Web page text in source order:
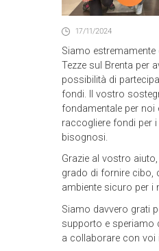
17/11/2024
Siamo estremamente
Tezze sul Brenta per
possibilità di
fondi. Il vostro
fondamentale per noi
raccogliere fondi per
bisognosi.
Grazie al vostro
grado di fornire cibo,
ambiente sicuro per i
Siamo davvero grati
supporto e speriamo
a collaborare con voi